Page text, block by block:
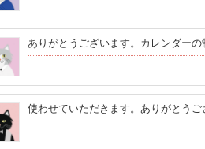
ありがとうございます。カレンダーの
使わせていただきます。ありがとうご